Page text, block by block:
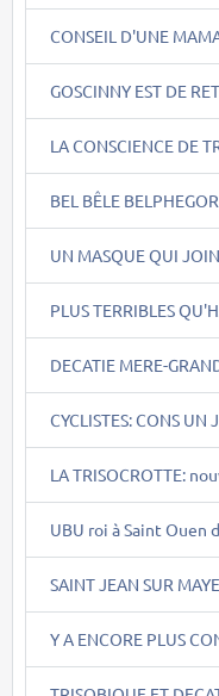
CONSEIL D'UNE
GOSCINNY EST DE
LA CONSCIENCE DE
BEL BÊLE BELPHEGOR
UN MASQUE QUI
PLUS TERRIBLES
DECATIE MERE-
CYCLISTES: CONS UN
LA TRISOCROTTE:
UBU roi à Saint Ouen
SAINT JEAN SUR
Y A ENCORE PLUS